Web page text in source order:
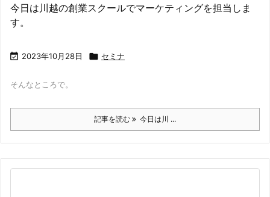
今日は川越の創業スクールでマーケティングを担当しま
す。
 2023年10月28日  セミナ
そんなところで。
記事を読む 今日は川 ...